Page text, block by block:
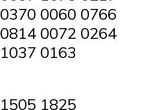
0370 0060 0766
0814 0072 0264
1037 0163
1505 1825